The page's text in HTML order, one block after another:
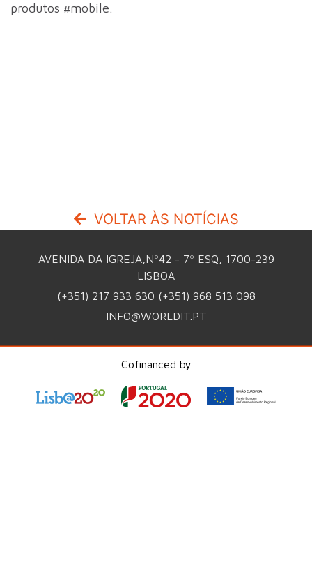
produtos #mobile.
VOLTAR ÀS NOTÍCIAS
Cofinanced by
AVENIDA DA IGREJA,Nº42 - 7º ESQ, 1700-239
LISBOA
(+351) 217 933 630 (+351) 968 513 098
INFO@WORLDIT.PT